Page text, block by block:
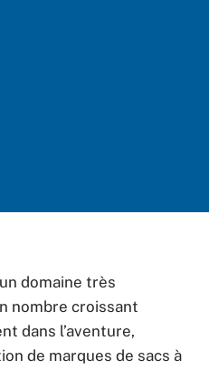
domaine très
nombre croissant
dans l’aventure,
de marques de sacs à